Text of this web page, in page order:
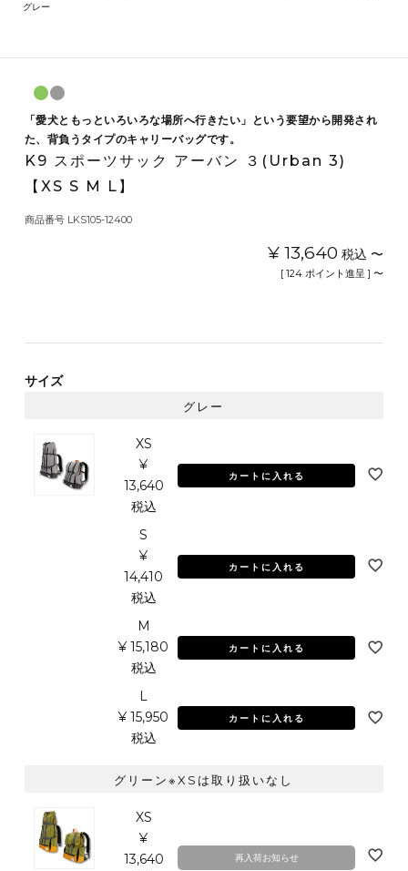
グレー
「愛犬ともっといろいろな場所へ行きたい」という要望から開発され
た、背負うタイプのキャリーバッグです。
K9 スポーツサック アーバン ３(Urban 3)
【XS S M L】
商品番号 LKS105-12400
¥ 13,640 税込 〜
[ 124 ポイント進呈 ] 〜
サイズ
グレー
XS
¥
13,640
税込
カートに入れる
S
¥
14,410
税込
カートに入れる
M
¥ 15,180
税込
カートに入れる
L
¥ 15,950
税込
カートに入れる
グリーン※XSは取り扱いなし
XS
¥
13,640
再入荷お知らせ